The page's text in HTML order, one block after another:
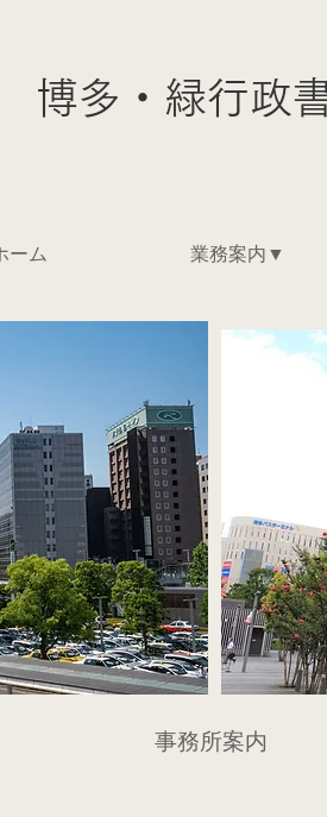
博多・緑行政
ーム 業務案内▼
事務所案内